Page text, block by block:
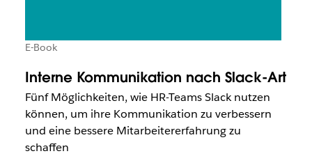
E-Book
Interne Kommunikation nach Slack-Art
Fünf Möglichkeiten, wie HR-Teams Slack nutzen
können, um ihre Kommunikation zu verbessern
und eine bessere Mitarbeitererfahrung zu
schaffen